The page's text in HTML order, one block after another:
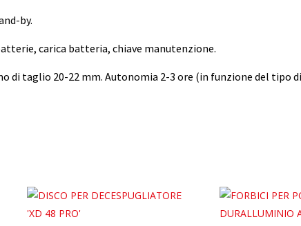
by.
carica batteria, chiave manutenzione.
di taglio 20-22 mm. Autonomia 2-3 ore (in funzione del tipo